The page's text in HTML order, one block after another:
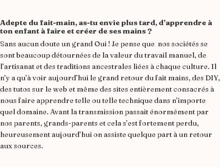
Adepte du fait-main, as-tu envie plus tard, d’apprendre à
ton enfant à faire et créer de ses mains ?
Sans aucun doute un grand Oui ! Je pense que nos sociétés se
sont beaucoup détournées de la valeur du travail manuel, de
l’artisanat et des traditions ancestrales liées à chaque culture. Il
n’y a qu’à voir aujourd’hui le grand retour du fait mains, des DIY,
des tutos sur le web et même des sites entièrement consacrés à
nous faire apprendre telle ou telle technique dans n’importe
quel domaine. Avant la transmission passait énormément par
nos parents, grands-parents et cela s’est fortement perdu,
heureusement aujourd’hui on assiste quelque part à un retour
aux sources.